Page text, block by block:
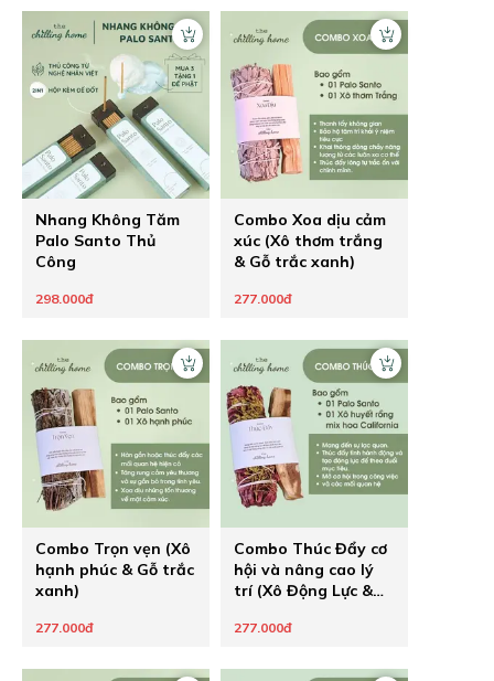
Nhang Không Tăm
Palo Santo Thủ
Công
298.000đ
Combo Xoa dịu cảm
xúc (Xô thơm trắng
& Gỗ trắc xanh)
277.000đ
Combo Trọn vẹn (Xô
hạnh phúc & Gỗ trắc
xanh)
277.000đ
Combo Thúc Đẩy cơ
hội và nâng cao lý
trí (Xô Động Lực &
277.000đ